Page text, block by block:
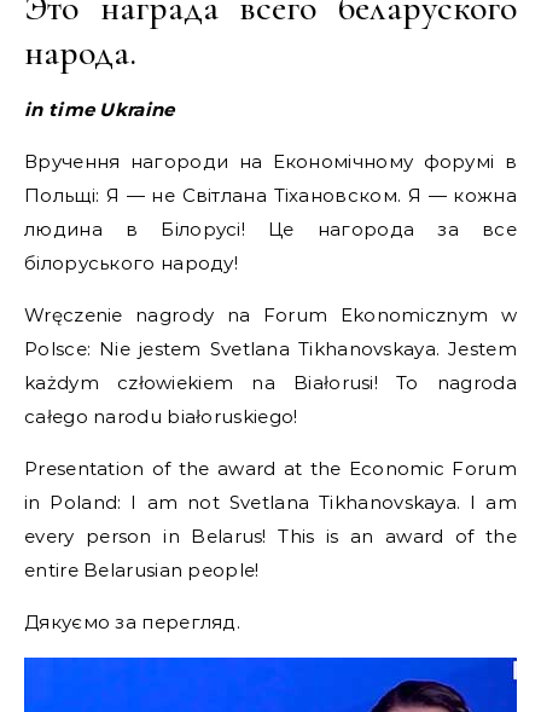
народа.
in time Ukraine
Вручення нагороди на Економічному форумі в
Польщі: Я — не Світлана Тіхановском. Я — кожна
людина в Білорусі! Це нагорода за все
білоруського народу!
Wręczenie nagrody na Forum Ekonomicznym w
Polsce: Nie jestem Svetlana Tikhanovskaya. Jestem
każdym człowiekiem na Białorusi! To nagroda
całego narodu białoruskiego!
Presentation of the award at the Economic Forum
in Poland: I am not Svetlana Tikhanovskaya. I am
every person in Belarus! This is an award of the
entire Belarusian people!
Дякуємо за перегляд.